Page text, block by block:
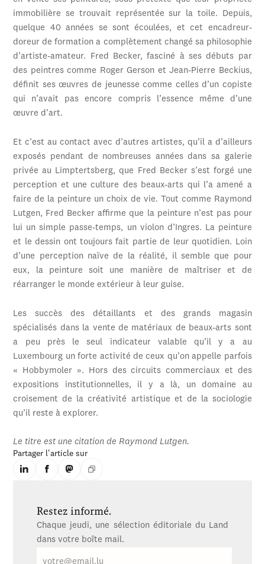
immobilière se trouvait représentée sur la toile. Depuis,
quelque 40 années se sont écoulées, et cet encadreur-
doreur de formation a complètement changé sa philosophie
d’artiste-amateur. Fred Becker, fasciné à ses débuts par
des peintres comme Roger Gerson et Jean-Pierre Beckius,
définit ses œuvres de jeunesse comme celles d’un copiste
qui n’avait pas encore compris l’essence même d’une
œuvre d’art.
Et c’est au contact avec d’autres artistes, qu’il a d’ailleurs
exposés pendant de nombreuses années dans sa galerie
privée au Limptertsberg, que Fred Becker s’est forgé une
perception et une culture des beaux-arts qui l’a amené a
faire de la peinture un choix de vie. Tout comme Raymond
Lutgen, Fred Becker affirme que la peinture n’est pas pour
lui un simple passe-temps, un violon d’Ingres. La peinture
et le dessin ont toujours fait partie de leur quotidien. Loin
d’une perception naïve de la réalité, il semble que pour
eux, la peinture soit une manière de maîtriser et de
réarranger le monde extérieur à leur guise.
Les succès des détaillants et des grands magasin
spécialisés dans la vente de matériaux de beaux-arts sont
a peu près le seul indicateur valable qu’il y a au
Luxembourg un forte activité de ceux qu’on appelle parfois
« Hobbymoler ». Hors des circuits commerciaux et des
expositions institutionnelles, il y a là, un domaine au
croisement de la créativité artistique et de la sociologie
qu’il reste à explorer.
Le titre est une citation de Raymond Lutgen.
Partager l'article sur
Restez informé.
Chaque jeudi, une sélection éditoriale du Land
dans votre boîte mail.
mail